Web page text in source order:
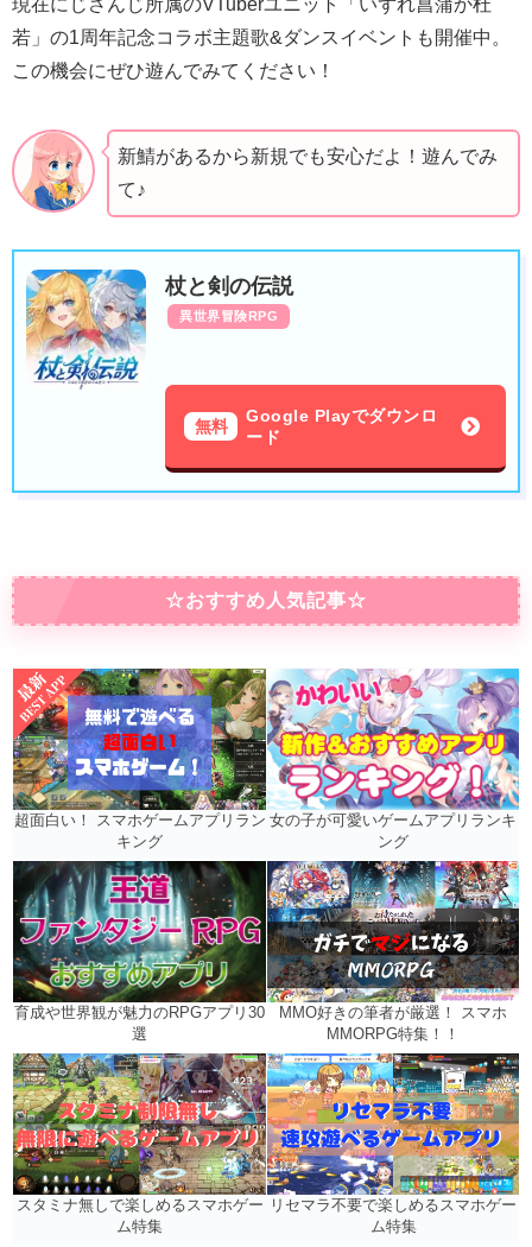
現在にじさんじ所属のVTuberユニット「いずれ菖蒲か杜
若」の1周年記念コラボ主題歌&ダンスイベントも開催中。
この機会にぜひ遊んでみてください！
新鯖があるから新規でも安心だよ！遊んでみ
て♪
杖と剣の伝説
異世界冒険RPG
無料
Google Playでダウンロ
ード
☆おすすめ人気記事☆
超面白い！ スマホゲームアプリラン
キング
女の子が可愛いゲームアプリランキ
ング
育成や世界観が魅力のRPGアプリ30
選
MMO好きの筆者が厳選！ スマホ
MMORPG特集！！
スタミナ無しで楽しめるスマホゲー
ム特集
リセマラ不要で楽しめるスマホゲー
ム特集